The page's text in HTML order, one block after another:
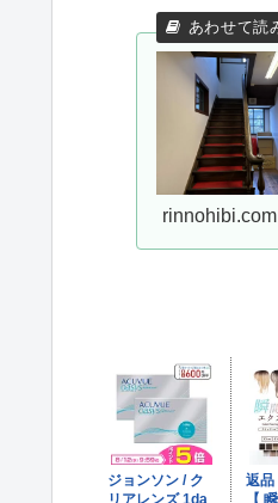
rinnohibi.com